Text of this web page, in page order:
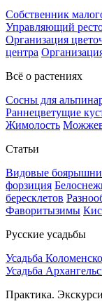
Собственник
Управляющий
Организация
центра
Всё о растениях
Сосны для
Раннецветущие
Жимолость
Статьи
Видовые
форзиция
бересклетов
Фаворитызимы
Русские усадьбы
Усадьба
Усадьба
Практика.